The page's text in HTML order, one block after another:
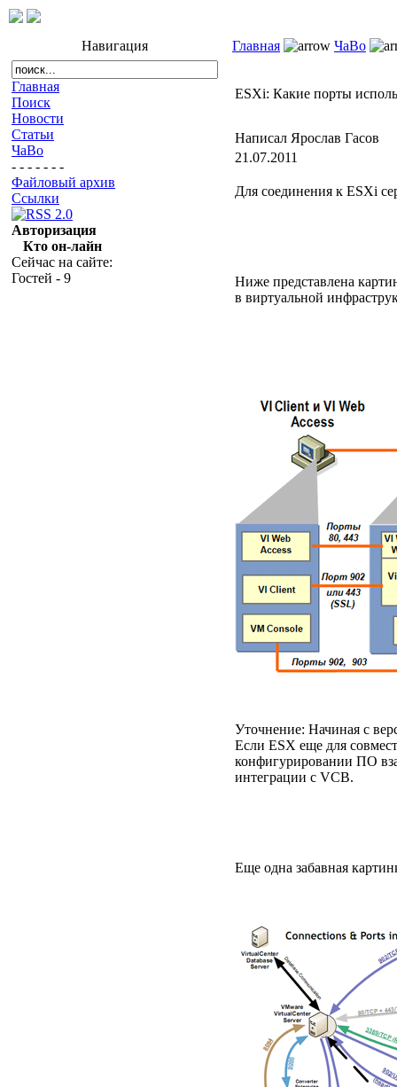
Навигация
Главная
Поиск
Новости
Статьи
ЧаВо
- - - - - - -
Файловый архив
Ссылки
Авторизация
Кто он-лайн
Сейчас на сайте:
Гостей - 9
Главная ЧаВо
ESXi: Какие порты
Написал Ярослав Гасов
21.07.2011
Для соединения к ESXi
Ниже представлена
в виртуальной
Уточнение: Начиная с
Если ESX еще для
конфигурировании ПО
интеграции с VCB.
Еще одна забавная